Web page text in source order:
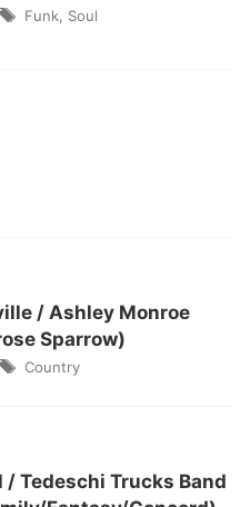
Funk Soul
/ Ashley Monroe
Sparrow)
Country
/ Tedeschi Trucks Band